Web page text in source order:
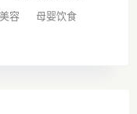
容
母婴饮食